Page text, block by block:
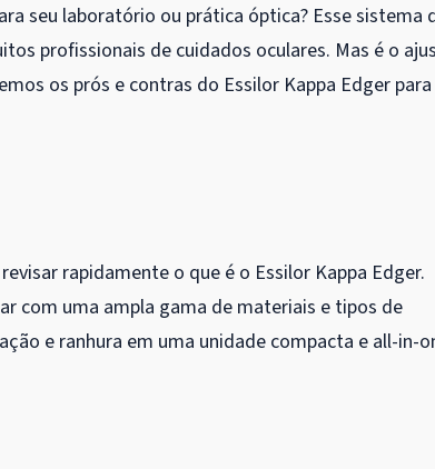
seu laboratório ou prática óptica? Esse sistema
profissionais de cuidados oculares. Mas é o
os prós e contras do Essilor Kappa Edger para
rapidamente o que é o Essilor Kappa Edger.
com uma ampla gama de materiais e tipos de
e ranhura em uma unidade compacta e all-in-